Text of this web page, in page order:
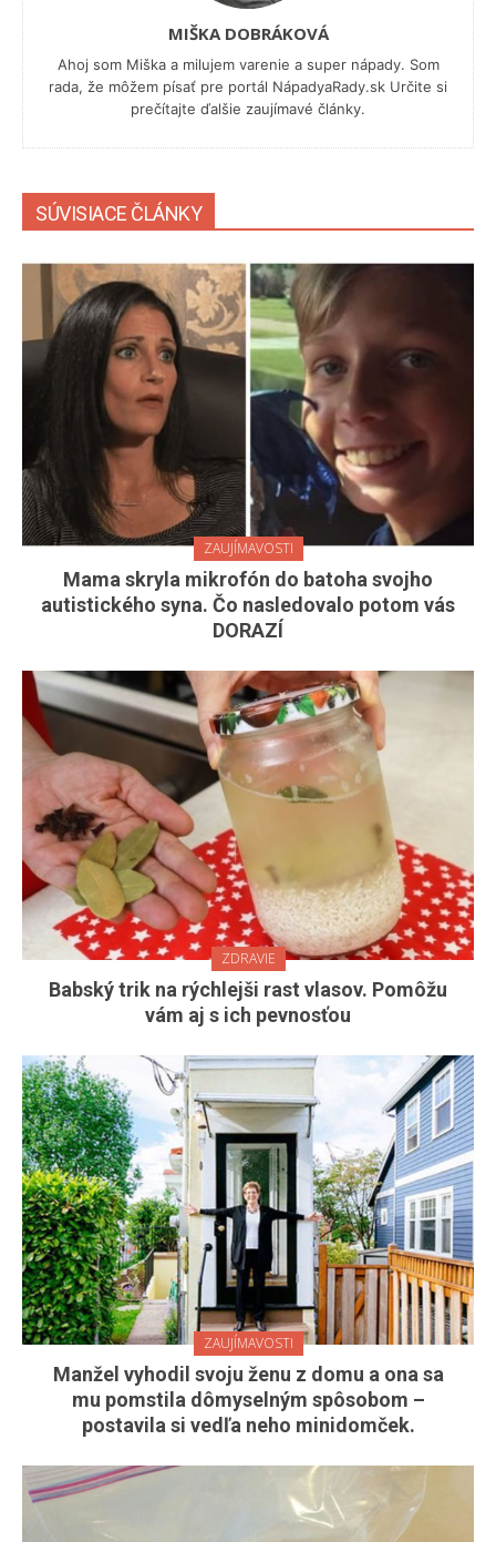
MIŠKA DOBRÁKOVÁ
Ahoj som Miška a milujem varenie a super nápady. Som
rada, že môžem písať pre portál NápadyaRady.sk Určite si
prečítajte ďalšie zaujímavé články.
SÚVISIACE ČLÁNKY
ZAUJÍMAVOSTI
Mama skryla mikrofón do batoha svojho
autistického syna. Čo nasledovalo potom vás
DORAZÍ
ZDRAVIE
Babský trik na rýchlejši rast vlasov. Pomôžu
vám aj s ich pevnosťou
ZAUJÍMAVOSTI
Manžel vyhodil svoju ženu z domu a ona sa
mu pomstila dômyselným spôsobom –
postavila si vedľa neho minidomček.